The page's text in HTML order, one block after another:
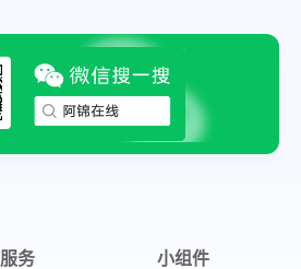
服务 小组件